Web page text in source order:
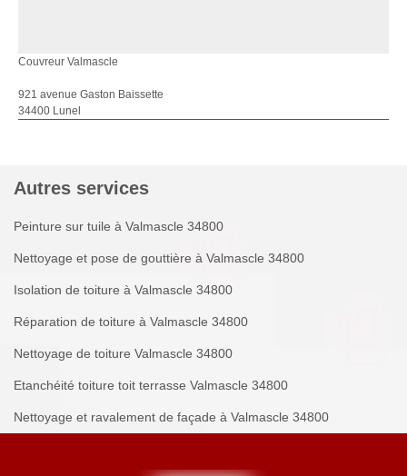
Couvreur Valmascle
921 avenue Gaston Baissette
34400 Lunel
Autres services
Peinture sur tuile à Valmascle 34800
Nettoyage et pose de gouttière à Valmascle 34800
Isolation de toiture à Valmascle 34800
Réparation de toiture à Valmascle 34800
Nettoyage de toiture Valmascle 34800
Etanchéité toiture toit terrasse Valmascle 34800
Nettoyage et ravalement de façade à Valmascle 34800